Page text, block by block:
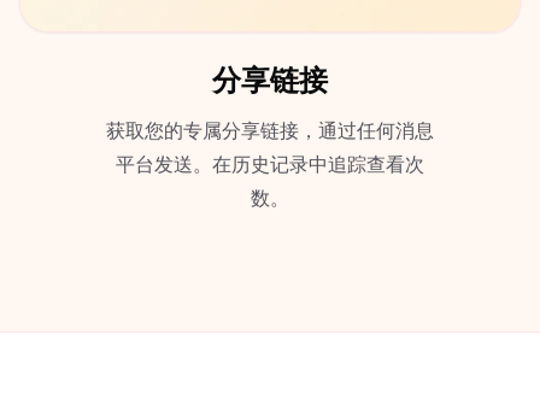
分享链接
获取您的专属分享链接，通过任何消息
平台发送。在历史记录中追踪查看次
数。